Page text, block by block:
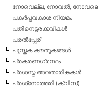
നോവെല്ല, നോവല്‍,
പകര്‍പ്പവകാശ നിയമം
പതിനെട്ടരക്കവികള്‍
പരല്‍പ്പേര്
പുസ്തക കൗതുകങ്ങള്‍
പ്രകരണഗ്രന്ഥം
പ്രശസ്ത അവതാരികകള്‍
പ്രശ്‌നോത്തരി (ക്വിസ്)